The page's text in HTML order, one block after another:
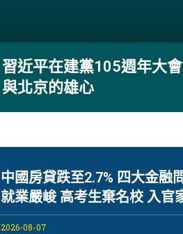
習近平在建黨105週年大
與北京的雄心
中國房貸跌至2.7% 四大金融
就業嚴峻 高考生棄名校 入官
2026-08-07